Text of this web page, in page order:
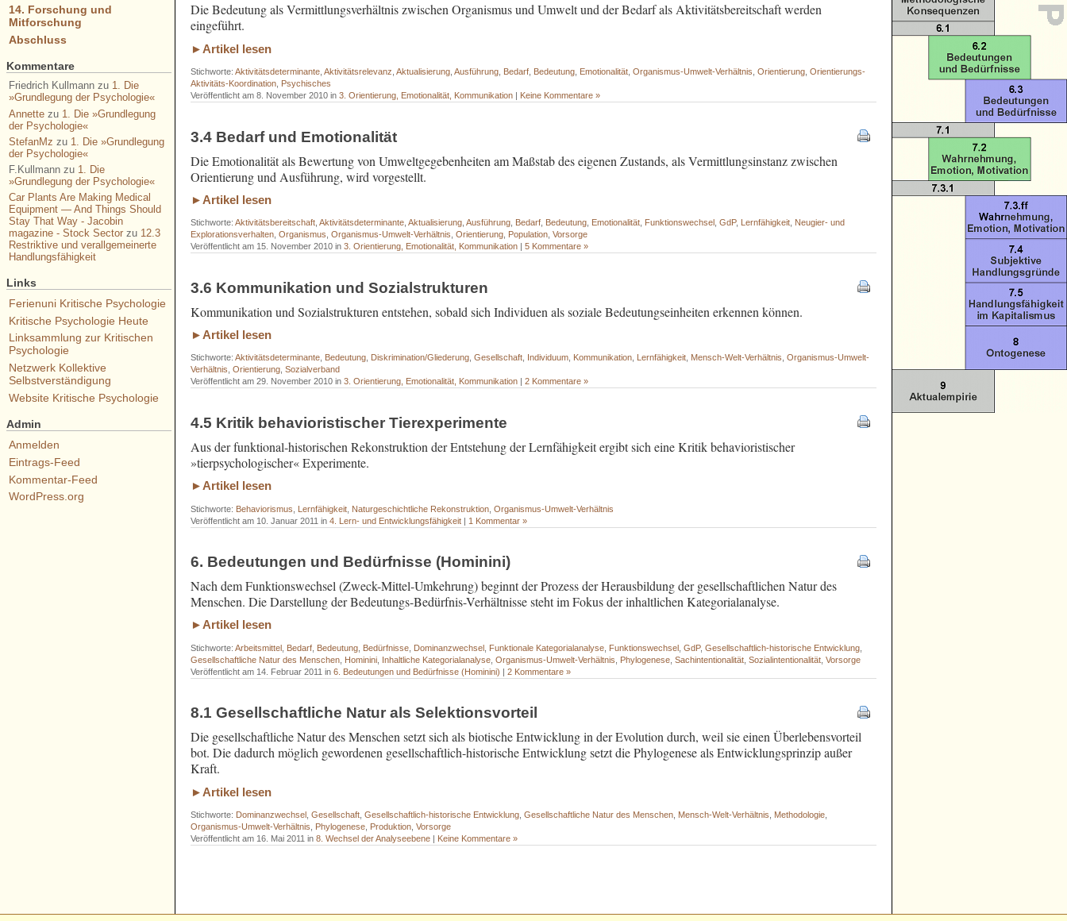
Die Bedeutung als Vermittlungsverhältnis zwischen Organismus und Umwelt und der Bedarf als Aktivitätsbereitschaft werden
eingeführt.
►Artikel lesen
Stichworte:Aktivitätsdeterminante ,Aktivitätsrelevanz ,Aktualisierung ,Ausführung Bedarf Bedeutung Emotionalität ,Organismus-Umwelt-Verhältnis ,Orientierung ,Orientierungs-
Aktivitäts-Koordination Psychisches
Veröffentlicht am 8. November 2010 in3. Orientierung, Emotionalität, Kommunikation | Keine Kommentare »
3.4 Bedarf und Emotionalität
Die Emotionalität als Bewertung von Umweltgegebenheiten am Maßstab des eigenen Zustands, als Vermittlungsinstanz zwischen
Orientierung und Ausführung, wird vorgestellt.
►Artikel lesen
Stichworte:Aktivitätsbereitschaft ,Aktivitätsdeterminante ,Aktualisierung ,Ausführung Bedarf Bedeutung Emotionalität Funktionswechsel ,GdP, Lernfähigkeit Neugier- und
Explorationsverhalten ,Organismus ,Organismus-Umwelt-Verhältnis ,Orientierung Population ,Vorsorge
Veröffentlicht am 15. November 2010 in3. Orientierung, Emotionalität, Kommunikation |5 Kommentare »
3.6 Kommunikation und Sozialstrukturen
Kommunikation und Sozialstrukturen entstehen, sobald sich Individuen als soziale Bedeutungseinheiten erkennen können.
►Artikel lesen
Stichworte:Aktivitätsdeterminante, Bedeutung, Diskrimination/Gliederung,Gesellschaft, Individuum, Kommunikation, Lernfähigkeit, Mensch-Welt-Verhältnis,Organismus-Umwelt-
Verhältnis,Orientierung,Sozialverband
Veröffentlicht am 29. November 2010 in3. Orientierung, Emotionalität, Kommunikation |2 Kommentare »
4.5 Kritik behavioristischer Tierexperimente
Aus der funktional-historischen Rekonstruktion der Entstehung der Lernfähigkeit ergibt sich eine Kritik behavioristischer
»tierpsychologischer« Experimente.
►Artikel lesen
Stichworte: Behaviorismus Lernfähigkeit Naturgeschichtliche Rekonstruktion ,Organismus-Umwelt-Verhältnis
Veröffentlicht am 10. Januar 2011 in4. Lern- und Entwicklungsfähigkeit | 1 Kommentar »
6. Bedeutungen und Bedürfnisse (Hominini)
Nach dem Funktionswechsel (Zweck-Mittel-Umkehrung) beginnt der Prozess der Herausbildung der gesellschaftlichen Natur des
Menschen. Die Darstellung der Bedeutungs-Bedürfnis-Verhältnisse steht im Fokus der inhaltlichen Kategorialanalyse.
►Artikel lesen
Stichworte:Arbeitsmittel Bedarf Bedeutung Bedürfnisse Dominanzwechsel Funktionale Kategorialanalyse Funktionswechsel ,GdP,Gesellschaftlich-historische Entwicklung
Gesellschaftliche Natur des Menschen Hominini Inhaltliche Kategorialanalyse ,Organismus-Umwelt-Verhältnis Phylogenese ,Sachintentionalität ,Sozialintentionalität ,Vorsorge
Veröffentlicht am 14. Februar 2011 in6. Bedeutungen und Bedürfnisse (Hominini) |2 Kommentare »
8.1 Gesellschaftliche Natur als Selektionsvorteil
Die gesellschaftliche Natur des Menschen setzt sich als biotische Entwicklung in der Evolution durch, weil sie einen Überlebensvorteil
bot. Die dadurch möglich gewordenen gesellschaftlich-historische Entwicklung setzt die Phylogenese als Entwicklungsprinzip außer
Kraft.
►Artikel lesen
Stichworte: Dominanzwechsel ,Gesellschaft ,Gesellschaftlich-historische Entwicklung ,Gesellschaftliche Natur des Menschen Mensch-Welt-Verhältnis Methodologie
Organismus-Umwelt-Verhältnis
Phylogenese Produktion ,Vorsorge
Veröffentlicht am 16. Mai 2011 in8. Wechsel der Analyseebene | Keine Kommentare »
14. Forschung und
Mitforschung
Abschluss
Kommentare
Friedrich Kullmannzu 1. Die
»Grundlegung der Psychologie«
Annettezu 1. Die »Grundlegung
der Psychologie«
StefanMz zu 1. Die »Grundlegung
der Psychologie«
F.Kullmannzu 1. Die
»Grundlegung der Psychologie«
Car Plants Are Making Medical
Equipment — And Things Should
Stay That Way - Jacobin
magazine - Stock Sectorzu 12.3
Restriktive und verallgemeinerte
Handlungsfähigkeit
Links
Ferienuni Kritische Psychologie
Kritische Psychologie Heute
Linksammlung zur Kritischen
Psychologie
Netzwerk Kollektive
Selbstverständigung
Website Kritische Psychologie
Admin
Anmelden
Eintrags-Feed
Kommentar-Feed
WordPress.org